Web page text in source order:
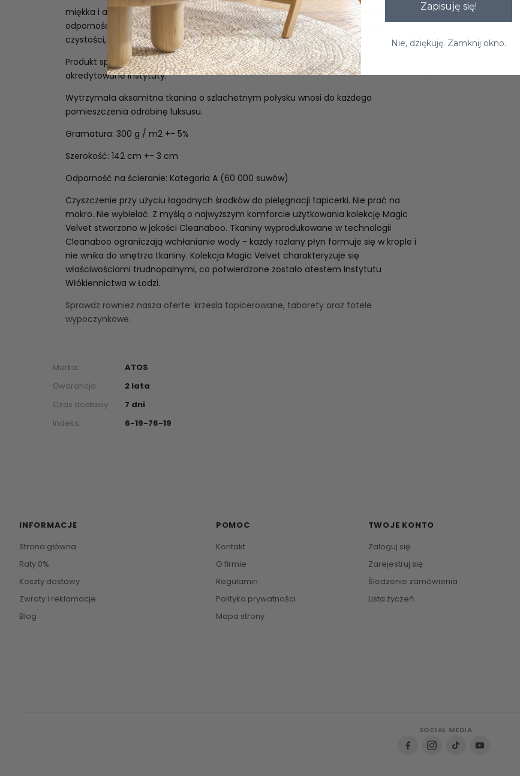
miękka i aksamitna w dotyku tkaniną tapicerską. Charakteryzuje się wysoką
odpornością na ścieranie oraz mechacenie. Materiał łatwy do utrzymania w
czystości, posiada atesty do użytku komercyjnego oraz OEKO-TEX
Produkt sprawdzony pod kątem substancji szkodliwych przez zewnętrzne,
akredytowane instytuty.
Wytrzymała aksamitna tkanina o szlachetnym połysku wnosi do każdego
pomieszczenia odrobinę luksusu.
Gramatura: 300 g / m2 +- 5%
Szerokość: 142 cm +- 3 cm
Odporność na ścieranie: Kategoria A (60 000 suwów)
Czyszczenie przy użyciu łagodnych środków do pielęgnacji tapicerki. Nie prać na
mokro. Nie wybielać. Z myślą o najwyższym komforcie użytkowania kolekcję Magic
Velvet stworzono w jakości Cleanaboo. Tkaniny wyprodukowane w technologii
Cleanaboo ograniczają wchłanianie wody - każdy rozlany płyn formuje się w krople i
nie wnika do wnętrza tkaniny. Kolekcja Magic Velvet charakteryzuje się
właściwościami trudnopalnymi, co potwierdzone zostało atestem Instytutu
Włókiennictwa w Łodzi.
Sprawdz rowniez nasza oferte: krzesla tapicerowane, taborety oraz fotele
wypoczynkowe.
Marka:
ATOS
Gwarancja:
2 lata
Czas dostawy:
7 dni
Indeks:
6-19-76-19
INFORMACJE
Strona główna
Raty 0%
Koszty dostawy
Zwroty i reklamacje
Blog
POMOC
Kontakt
O firmie
Regulamin
Polityka prywatności
Mapa strony
TWOJE KONTO
Zaloguj się
Zarejestruj się
Śledzenie zamówienia
Lista życzeń
SOCIAL MEDIA
Zapisuję się!
Nie, dziękuję. Zamknij okno.